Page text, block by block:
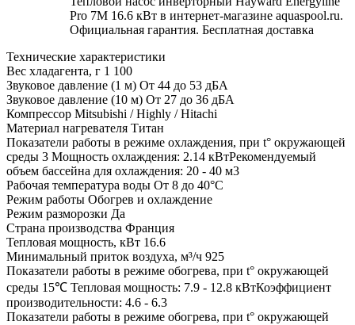
Pro 7M 16.6 кВт в интернет-магазине aquaspool.ru.
Официальная гарантия. Бесплатная доставка
Технические характеристики
Вес хладагента, г 1 100
Звуковое давление (1 м) От 44 до 53 дБА
Звуковое давление (10 м) От 27 до 36 дБА
Компрессор Mitsubishi / Highly / Hitachi
Материал нагревателя Титан
Показатели работы в режиме охлаждения, при t° окружающей
среды 3 Мощность охлаждения: 2.14 кВтРекомендуемый
объем бассейна для охлаждения: 20 - 40 м3
Рабочая температура воды От 8 до 40°C
Режим работы Обогрев и охлаждение
Режим разморозки Да
Страна производства Франция
Тепловая мощность, кВт 16.6
Минимальный приток воздуха, м³/ч 925
Показатели работы в режиме обогрева, при t° окружающей
среды 15℃ Тепловая мощность: 7.9 - 12.8 кВтКоэффициент
производительности: 4.6 - 6.3
Показатели работы в режиме обогрева, при t° окружающей